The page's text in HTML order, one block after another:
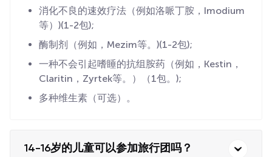
消化不良的速效疗法（例如洛哌丁胺，Imodium
等）)(1-2包);
酶制剂（例如，Mezim等。)(1-2包);
一种不会引起嗜睡的抗组胺药（例如，Kestin，
Claritin，Zyrtek等。）（1包。);
多种维生素（可选）。
14-16岁的儿童可以参加旅行团吗？